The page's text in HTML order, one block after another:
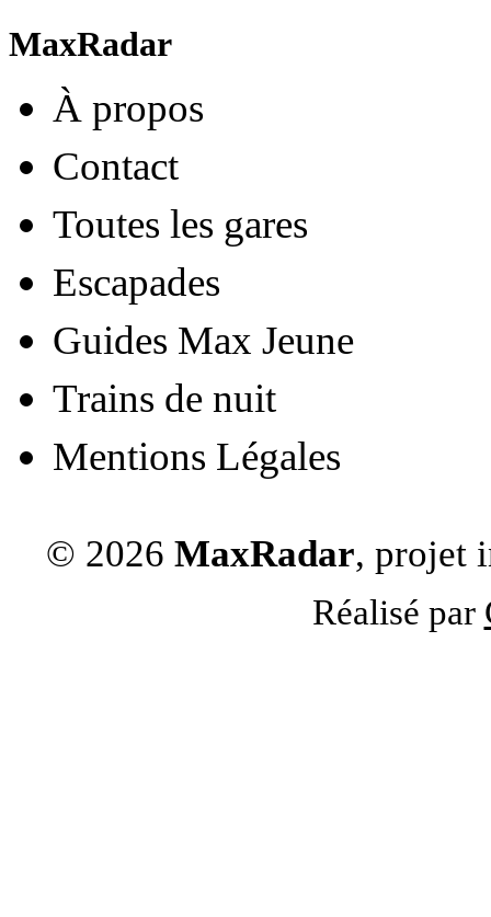
MaxRadar
À propos
Contact
Toutes les gares
Escapades
Guides Max Jeune
Trains de nuit
Mentions Légales
© 2026 MaxRadar, projet
Réalisé par